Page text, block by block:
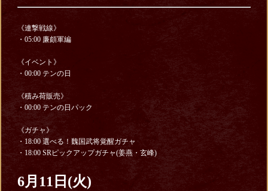
《連撃戦線》
・05:00 廉頗軍編
《イベント》
・00:00 テンの日
《積み荷販売》
・00:00 テンの日パック
《ガチャ》
・18:00 選べる！魏国武将覚醒ガチャ
・18:00 SRピックアップガチャ(姜燕・玄峰)
6月11日(火)